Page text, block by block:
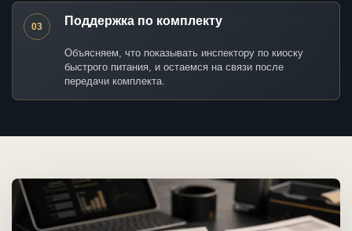
03 Поддержка по комплекту
Объясняем, что показывать инспектору по киоску
быстрого питания, и остаемся на связи после
передачи комплекта.